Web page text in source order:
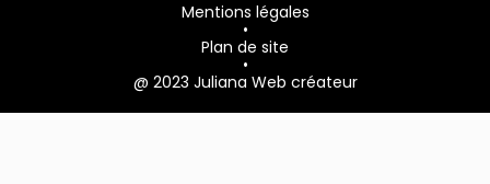
Mentions légales
•
Plan de site
•
@ 2023 Juliana Web créateur